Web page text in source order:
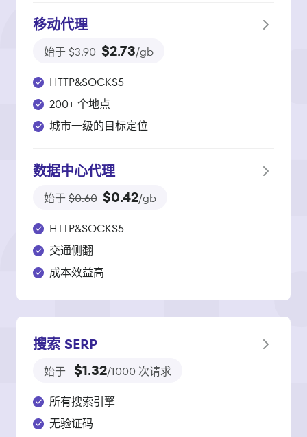
移动代理
始于$3.90 $2.73/gb
HTTP&SOCKS5
200+ 个地点
城市一级的目标定位
数据中心代理
始于$0.60 $0.42/gb
HTTP&SOCKS5
交通侧翻
成本效益高
搜索 SERP
始于 $1.32/1000 次请求
所有搜索引擎
无验证码